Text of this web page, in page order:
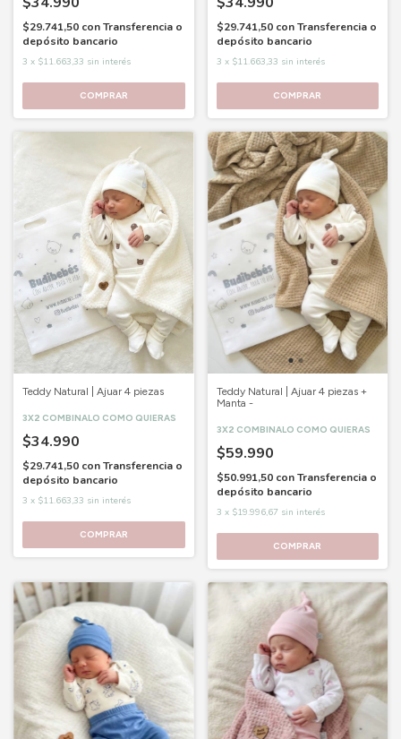
$29.741,50 conTransferencia o
depósito bancario
3 x $11.663,33 sin interés
COMPRAR
$29.741,50 con Transferencia o
depósito bancario
3 x $11.663,33 sin interés
COMPRAR
Teddy Natural | Ajuar 4 piezas
3X2 COMBINALO COMO QUIERAS
$34.990
$29.741,50 conTransferencia o
depósito bancario
3 x $11.663,33 sin interés
COMPRAR
Teddy Natural | Ajuar 4 piezas +
Manta -
3X2 COMBINALO COMO QUIERAS
$59.990
$50.991,50 con Transferencia o
depósito bancario
3 x $19.996,67 sin interés
COMPRAR